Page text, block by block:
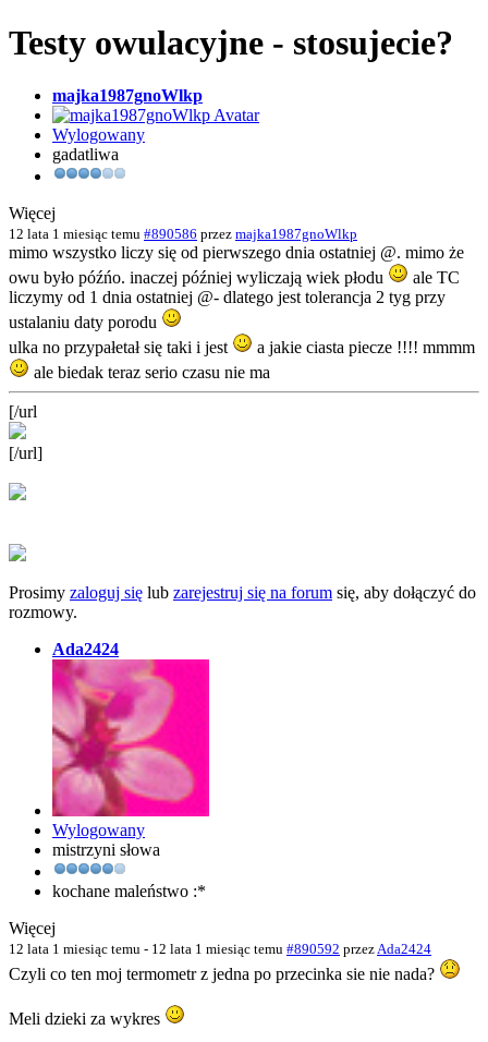
Testy owulacyjne - stosujecie?
majka1987gnoWlkp
Wylogowany
gadatliwa
Więcej
12 lata 1 miesiąc temu #890586 przez majka1987gnoWlkp
mimo wszystko liczy się od pierwszego dnia ostatniej @. mimo że
owu było późńo. inaczej później wyliczają wiek płodu
ale TC
liczymy od 1 dnia ostatniej @- dlatego jest tolerancja 2 tyg przy
ustalaniu daty porodu
ulka no przypałetał się taki i jest
a jakie ciasta piecze !!!! mmmm
ale biedak teraz serio czasu nie ma
[/url
[/url]
Prosimy zaloguj się lub zarejestruj się na forum się, aby dołączyć do
rozmowy.
Ada2424
Wylogowany
mistrzyni słowa
kochane maleństwo :*
Więcej
12 lata 1 miesiąc temu - 12 lata 1 miesiąc temu #890592 przezAda2424
Czyli co ten moj termometr z jedna po przecinka sie nie nada?
Meli dzieki za wykres